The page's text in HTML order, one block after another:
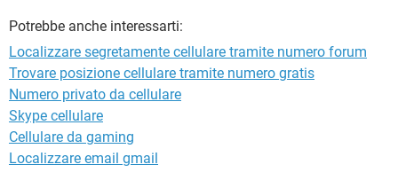
HARDWARE
Potrebbe anche interessarti:
Localizzare segretamente cellulare tramite numero forum
Trovare posizione cellulare tramite numero gratis
Numero privato da cellulare
Skype cellulare
Cellulare da gaming
Localizzare email gmail